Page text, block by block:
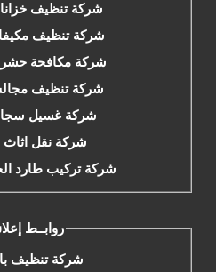
شركة تنظيف
شركة تنظيف
شركة مكافحة
شركة تنظيف
شركة غسيل سجاد
شركة نقل اثاث
شركة تركيب طارد
روابــط
شركة تنظيف